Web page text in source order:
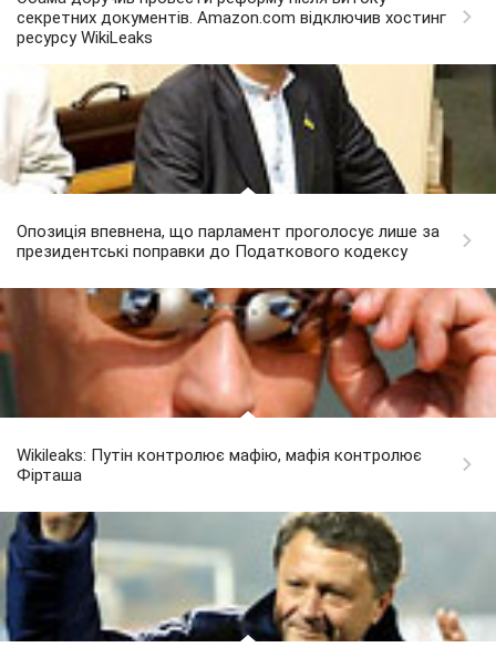
секретних документів. Amazon.com відключив хостинг
ресурсу WikiLeaks
Опозиція впевнена, що парламент проголосує лише за
президентські поправки до Податкового кодексу
Wikileaks: Путін контролює мафію, мафія контролює
Фірташа